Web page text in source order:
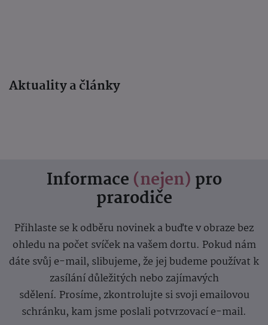
Aktuality a články
Informace (nejen) pro
prarodiče
Přihlaste se k odběru novinek a buďte v obraze bez
ohledu na počet svíček na vašem dortu. Pokud nám
dáte svůj e-mail, slibujeme, že jej budeme používat k
zasílání důležitých nebo zajímavých
sdělení. Prosíme, zkontrolujte si svoji emailovou
schránku, kam jsme poslali potvrzovací e-mail.